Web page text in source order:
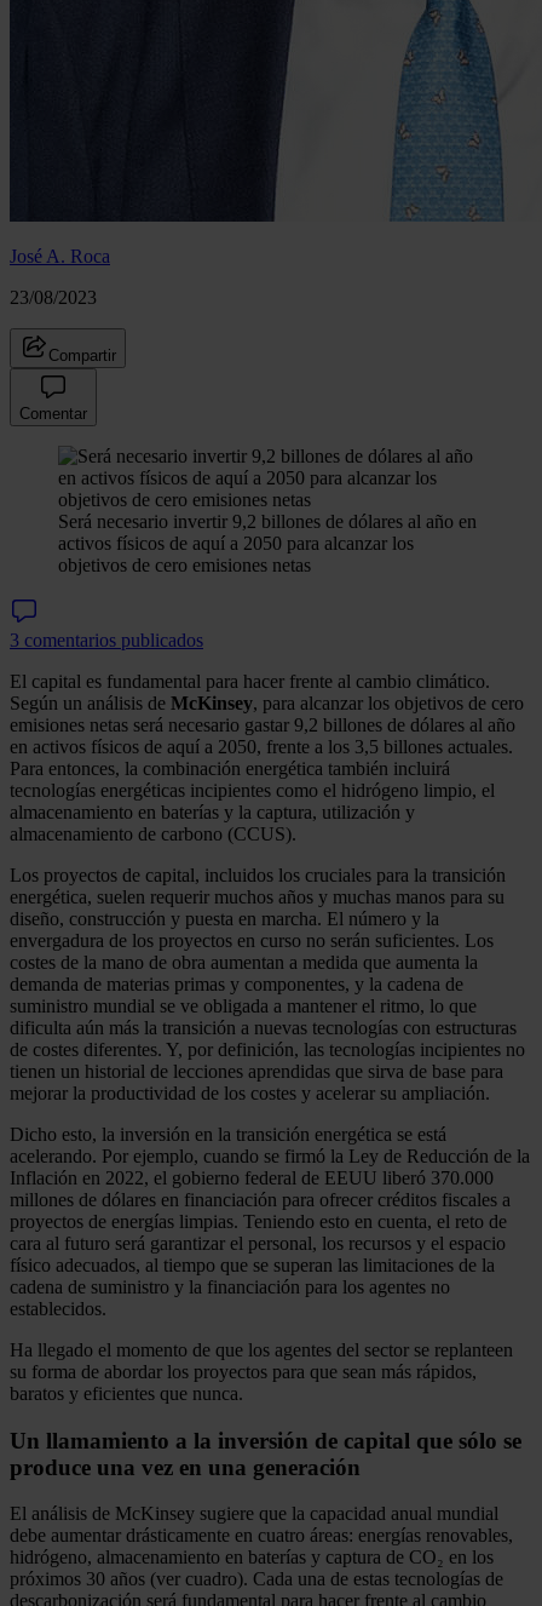
José A. Roca
23/08/2023
Compartir
Comentar
Será necesario invertir 9,2 billones de dólares al año en
activos físicos de aquí a 2050 para alcanzar los
objetivos de cero emisiones netas
3 comentarios publicados
El capital es fundamental para hacer frente al cambio climático.
Según un análisis de McKinsey, para alcanzar los objetivos de cero
emisiones netas será necesario gastar 9,2 billones de dólares al año
en activos físicos de aquí a 2050, frente a los 3,5 billones actuales.
Para entonces, la combinación energética también incluirá
tecnologías energéticas incipientes como el hidrógeno limpio, el
almacenamiento en baterías y la captura, utilización y
almacenamiento de carbono (CCUS).
Los proyectos de capital, incluidos los cruciales para la transición
energética, suelen requerir muchos años y muchas manos para su
diseño, construcción y puesta en marcha. El número y la
envergadura de los proyectos en curso no serán suficientes. Los
costes de la mano de obra aumentan a medida que aumenta la
demanda de materias primas y componentes, y la cadena de
suministro mundial se ve obligada a mantener el ritmo, lo que
dificulta aún más la transición a nuevas tecnologías con estructuras
de costes diferentes. Y, por definición, las tecnologías incipientes no
tienen un historial de lecciones aprendidas que sirva de base para
mejorar la productividad de los costes y acelerar su ampliación.
Dicho esto, la inversión en la transición energética se está
acelerando. Por ejemplo, cuando se firmó la Ley de Reducción de la
Inflación en 2022, el gobierno federal de EEUU liberó 370.000
millones de dólares en financiación para ofrecer créditos fiscales a
proyectos de energías limpias. Teniendo esto en cuenta, el reto de
cara al futuro será garantizar el personal, los recursos y el espacio
físico adecuados, al tiempo que se superan las limitaciones de la
cadena de suministro y la financiación para los agentes no
establecidos.
Ha llegado el momento de que los agentes del sector se replanteen
su forma de abordar los proyectos para que sean más rápidos,
baratos y eficientes que nunca.
Un llamamiento a la inversión de capital que sólo se
produce una vez en una generación
El análisis de McKinsey sugiere que la capacidad anual mundial
debe aumentar drásticamente en cuatro áreas: energías renovables,
hidrógeno, almacenamiento en baterías y captura de CO₂ en los
próximos 30 años (ver cuadro). Cada una de estas tecnologías de
descarbonización será fundamental para hacer frente al cambio